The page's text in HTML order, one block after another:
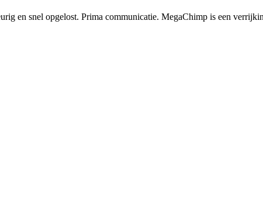
en snel opgelost. Prima communicatie. MegaChimp is een